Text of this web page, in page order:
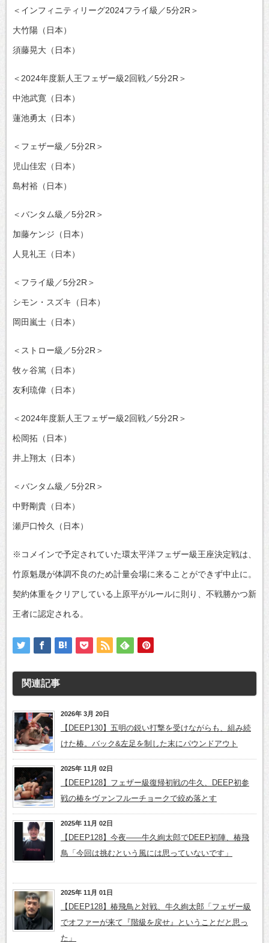
＜インフィニティリーグ2024フライ級／5分2R＞
大竹陽（日本）
須藤晃大（日本）
＜2024年度新人王フェザー級2回戦／5分2R＞
中池武寛（日本）
蓮池勇太（日本）
＜フェザー級／5分2R＞
児山佳宏（日本）
島村裕（日本）
＜バンタム級／5分2R＞
加藤ケンジ（日本）
人見礼王（日本）
＜フライ級／5分2R＞
シモン・スズキ（日本）
岡田嵐士（日本）
＜ストロー級／5分2R＞
牧ヶ谷篤（日本）
友利琉偉（日本）
＜2024年度新人王フェザー級2回戦／5分2R＞
松岡拓（日本）
井上翔太（日本）
＜バンタム級／5分2R＞
中野剛貴（日本）
瀬戸口怜久（日本）
※コメインで予定されていた環太平洋フェザー級王座決定戦は、
竹原魁晟が体調不良のため計量会場に来ることができず中止に。
契約体重をクリアしている上原平がルールに則り、不戦勝かつ新
王者に認定される。
関連記事
2026年 3月 20日
【DEEP130】五明の鋭い打撃を受けながらも、組み続
けた椿。バック&左足を制した末にパウンドアウト
2025年 11月 02日
【DEEP128】フェザー級復帰初戦の牛久、DEEP初参
戦の椿をヴァンフルーチョークで絞め落とす
2025年 11月 02日
【DEEP128】今夜――牛久絢太郎でDEEP初陣、椿飛
鳥「今回は挑むという風には思っていないです」
2025年 11月 01日
【DEEP128】椿飛鳥と対戦、牛久絢太郎「フェザー級
でオファーが来て『階級を戻せ』ということだと思っ
た」